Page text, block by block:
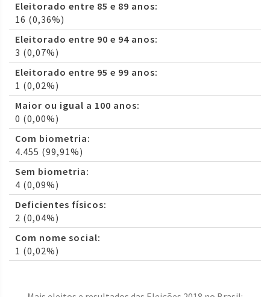
Eleitorado entre 85 e 89 anos:
16 (0,36%)
Eleitorado entre 90 e 94 anos:
3 (0,07%)
Eleitorado entre 95 e 99 anos:
1 (0,02%)
Maior ou igual a 100 anos:
0 (0,00%)
Com biometria:
4.455 (99,91%)
Sem biometria:
4 (0,09%)
Deficientes físicos:
2 (0,04%)
Com nome social:
1 (0,02%)